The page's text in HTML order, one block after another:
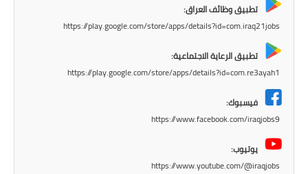
المرحلة المتوسطة
تطبيق وظائف العراق:
https://play.google.com/store/apps/details?id=com.iraq21jobs
تطبيق الرعاية الاجتماعية:
https://play.google.com/store/apps/details?id=com.re3ayah1
فيسبوك:
https://www.facebook.com/iraqjobs9
يوتيوب:
https://www.youtube.com/@iraqjobs